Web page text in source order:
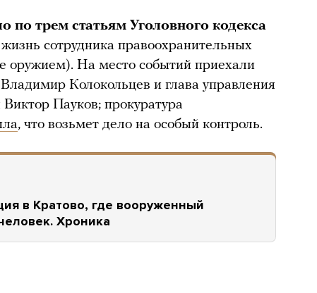
по трем статьям Уголовного кодекса
жизнь сотрудника правоохранительных
оружием). На место событий приехали
Колокольцев и глава управления
Пауков; прокуратура
, что возьмет дело на особый контроль.
в Кратово, где вооруженный
Хроника